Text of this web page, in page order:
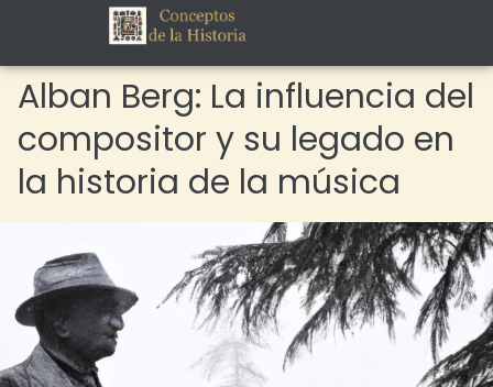
Alban Berg: La influencia del
compositor y su legado en
la historia de la música